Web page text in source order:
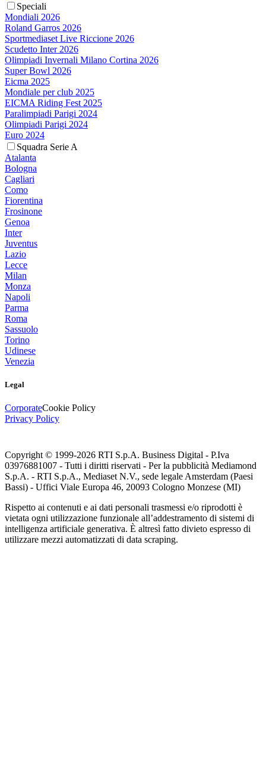
Speciali
Mondiali 2026
Roland Garros 2026
Sportmediaset Live Riccione 2026
Scudetto Inter 2026
Olimpiadi Invernali Milano Cortina 2026
Super Bowl 2026
Eicma 2025
Mondiale per club 2025
EICMA Riding Fest 2025
Paralimpiadi Parigi 2024
Olimpiadi Parigi 2024
Euro 2024
Squadra Serie A
Atalanta
Bologna
Cagliari
Como
Fiorentina
Frosinone
Genoa
Inter
Juventus
Lazio
Lecce
Milan
Monza
Napoli
Parma
Roma
Sassuolo
Torino
Udinese
Venezia
Legal
CorporateCookie Policy
Privacy Policy
Copyright © 1999-2026 RTI S.p.A. Business Digital - P.Iva
03976881007 - Tutti i diritti riservati - Per la pubblicità Mediamond
S.p.A. - RTI S.p.A., Mediaset N.V., sede legale Amsterdam (Paesi
Bassi) - Uffici Viale Europa 46, 20093 Cologno Monzese (MI)
Rispetto ai contenuti e ai dati personali trasmessi e/o riprodotti è
vietata ogni utilizzazione funzionale all’addestramento di sistemi di
intelligenza artificiale generativa. È altresì fatto divieto espresso di
utilizzare mezzi automatizzati di data scraping.